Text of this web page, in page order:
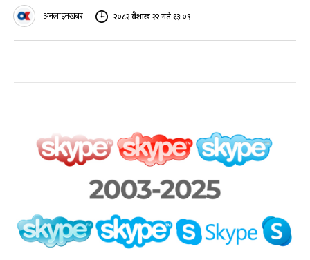
अनलाइनखबर २०८२ वैशाख २२ गते १३:०९